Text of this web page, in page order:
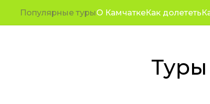
Туры
на
программы
по
Путешествия
Популярные турыО КамчаткеКак долететь
Туры